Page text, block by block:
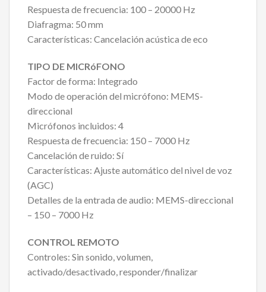
Respuesta de frecuencia: 100 – 20000 Hz
Diafragma: 50 mm
Características: Cancelación acústica de eco
TIPO DE MICRóFONO
Factor de forma: Integrado
Modo de operación del micrófono: MEMS-
direccional
Micrófonos incluidos: 4
Respuesta de frecuencia: 150 – 7000 Hz
Cancelación de ruido: Sí
Características: Ajuste automático del nivel de voz
(AGC)
Detalles de la entrada de audio: MEMS-direccional
– 150 – 7000 Hz
CONTROL REMOTO
Controles: Sin sonido, volumen,
activado/desactivado, responder/finalizar